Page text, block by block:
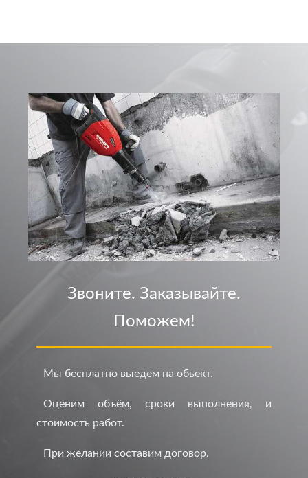
Звоните. Заказывайте.
Поможем!
Мы бесплатно выедем на обьект.
Оценим объём, сроки выполнения, и
стоимость работ.
При желании составим договор.